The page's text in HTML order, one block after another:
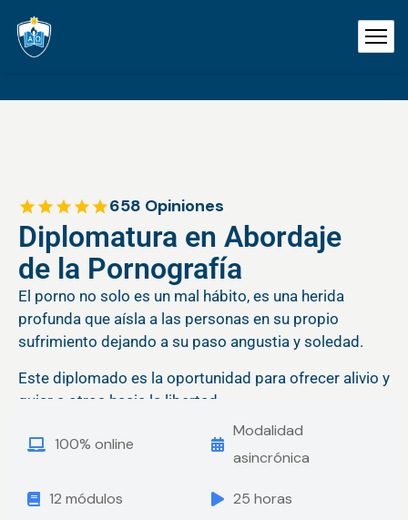
658 Opiniones
Diplomatura en Abordaje
de la Pornografía
El porno no solo es un mal hábito, es una herida
profunda que aísla a las personas en su propio
sufrimiento dejando a su paso angustia y soledad.
Este diplomado es la oportunidad para ofrecer alivio y
guiar a otros hacia la libertad.
100% online
Modalidad
asincrónica
12 módulos 25 horas